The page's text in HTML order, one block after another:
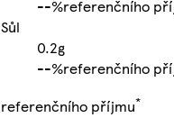
--%referenčního
Sůl
0.2g
--%referenčního
referenčního příjmu*